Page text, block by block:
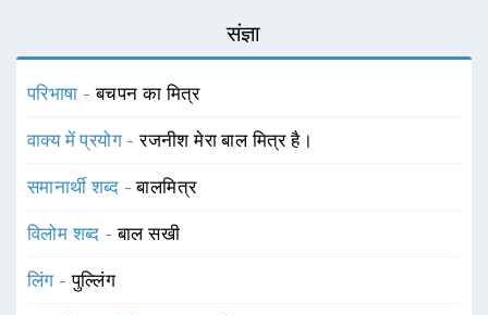
संज्ञा
परिभाषा -बचपन का मित्र
वाक्य में प्रयोग -रजनीश मेरा बाल मित्र है।
समानार्थी शब्द -बालमित्र
विलोम शब्द -बाल सखी
लिंग -पुल्लिंग